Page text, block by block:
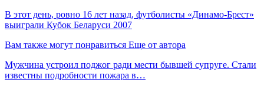
В этот день, ровно 16 лет назад, футболисты «Динамо-Брест»
выиграли Кубок Беларуси 2007
Вам также могут понравиться Еще от автора
Мужчина устроил поджог ради мести бывшей супруге. Стали
известны подробности пожара в…